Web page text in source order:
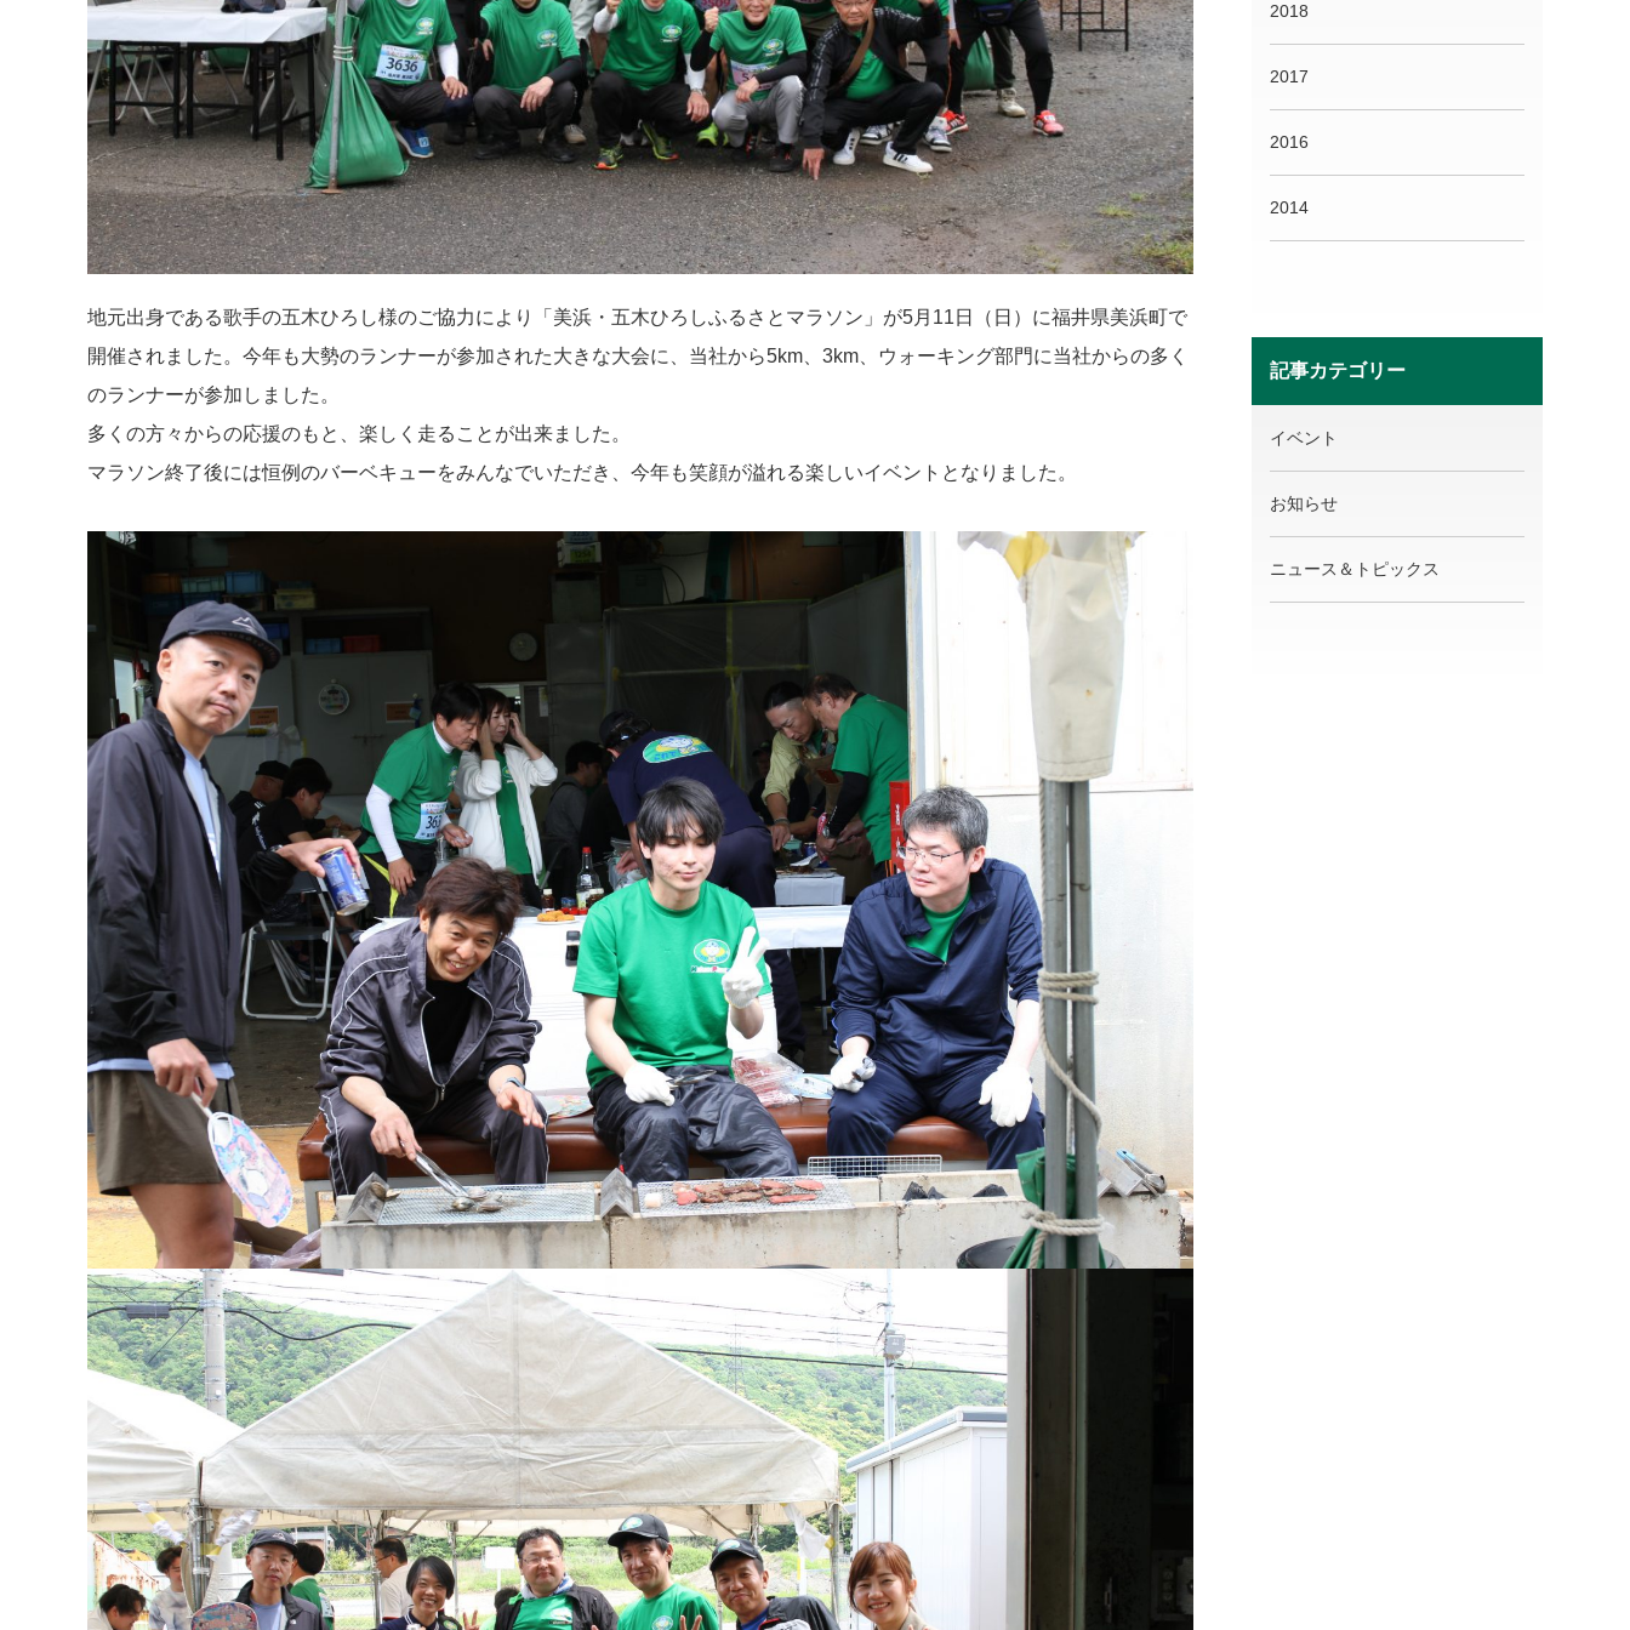
地元出身である歌手の五木ひろし様のご協力により「美浜・五木ひろしふるさとマラソン」が5月11日（日）に福井県美浜町で
開催されました。今年も大勢のランナーが参加された大きな大会に、当社から5km、3km、ウォーキング部門に当社からの多く
のランナーが参加しました。
多くの方々からの応援のもと、楽しく走ることが出来ました。
マラソン終了後には恒例のバーベキューをみんなでいただき、今年も笑顔が溢れる楽しいイベントとなりました。
2018
2017
2016
2014
記事カテゴリー
イベント
お知らせ
ニュース＆トピックス